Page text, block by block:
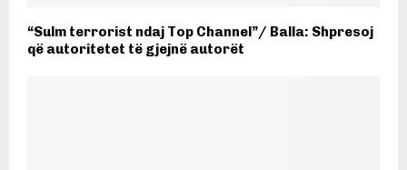
“Sulm terrorist ndaj Top Channel”/ Balla: Shpresoj
që autoritetet të gjejnë autorët